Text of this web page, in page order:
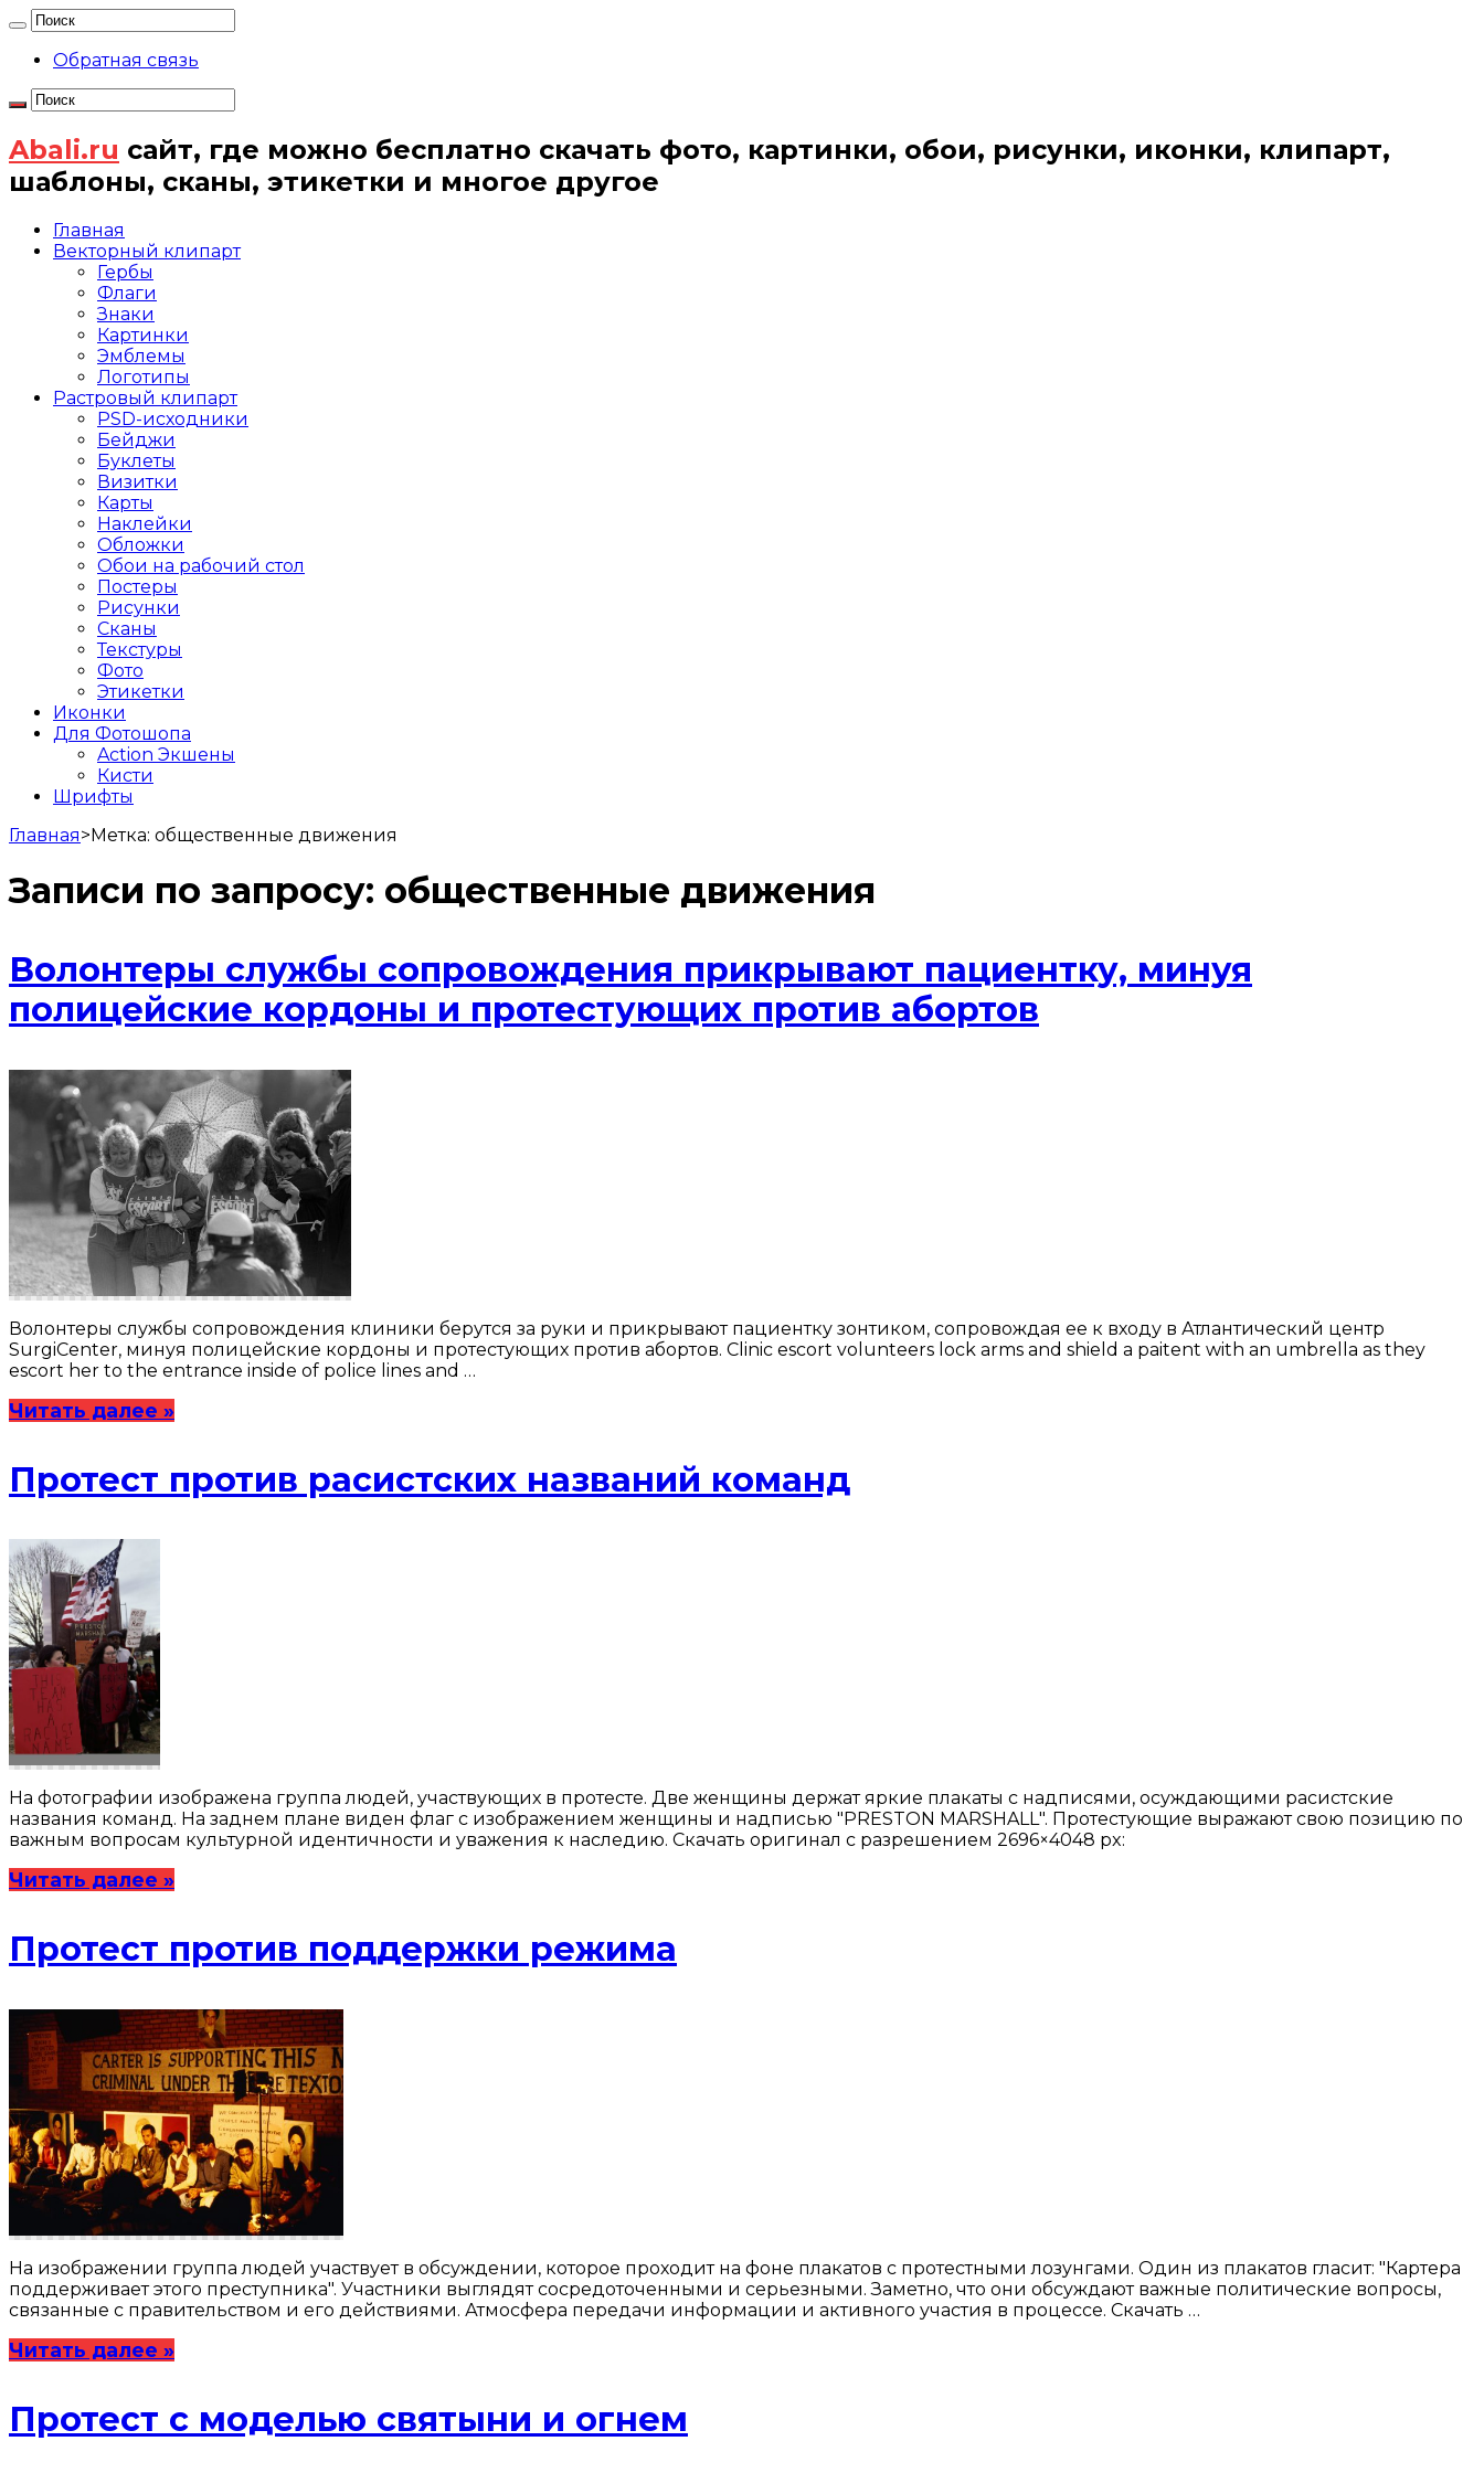
Обратная связь
Abali.ru сайт, где можно бесплатно скачать фото, картинки, обои, рисунки, иконки, клипарт,
шаблоны, сканы, этикетки и многое другое
Главная
Векторный клипарт
Гербы
Флаги
Знаки
Картинки
Эмблемы
Логотипы
Растровый клипарт
PSD-исходники
Бейджи
Буклеты
Визитки
Карты
Наклейки
Обложки
Обои на рабочий стол
Постеры
Рисунки
Сканы
Текстуры
Фото
Этикетки
Иконки
Для Фотошопа
Action Экшены
Кисти
Шрифты
Главная>Метка: общественные движения
Записи по запросу: общественные движения
Волонтеры службы сопровождения прикрывают пациентку, минуя
полицейские кордоны и протестующих против абортов
Волонтеры службы сопровождения клиники берутся за руки и прикрывают пациентку зонтиком, сопровождая ее к входу в Атлантический центр
SurgiCenter, минуя полицейские кордоны и протестующих против абортов. Clinic escort volunteers lock arms and shield a paitent with an umbrella as they
escort her to the entrance inside of police lines and …
Читать далее »
Протест против расистских названий команд
На фотографии изображена группа людей, участвующих в протесте. Две женщины держат яркие плакаты с надписями, осуждающими расистские
названия команд. На заднем плане виден флаг с изображением женщины и надписью "PRESTON MARSHALL". Протестующие выражают свою позицию по
важным вопросам культурной идентичности и уважения к наследию. Скачать оригинал с разрешением 2696×4048 px:
Читать далее »
Протест против поддержки режима
На изображении группа людей участвует в обсуждении, которое проходит на фоне плакатов с протестными лозунгами. Один из плакатов гласит: "Картера
поддерживает этого преступника". Участники выглядят сосредоточенными и серьезными. Заметно, что они обсуждают важные политические вопросы,
связанные с правительством и его действиями. Атмосфера передачи информации и активного участия в процессе. Скачать …
Читать далее »
Протест с моделью святыни и огнем